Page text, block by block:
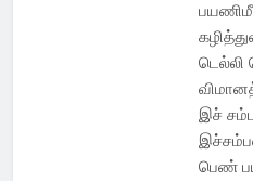
டெல்லி
இச்
பெண்